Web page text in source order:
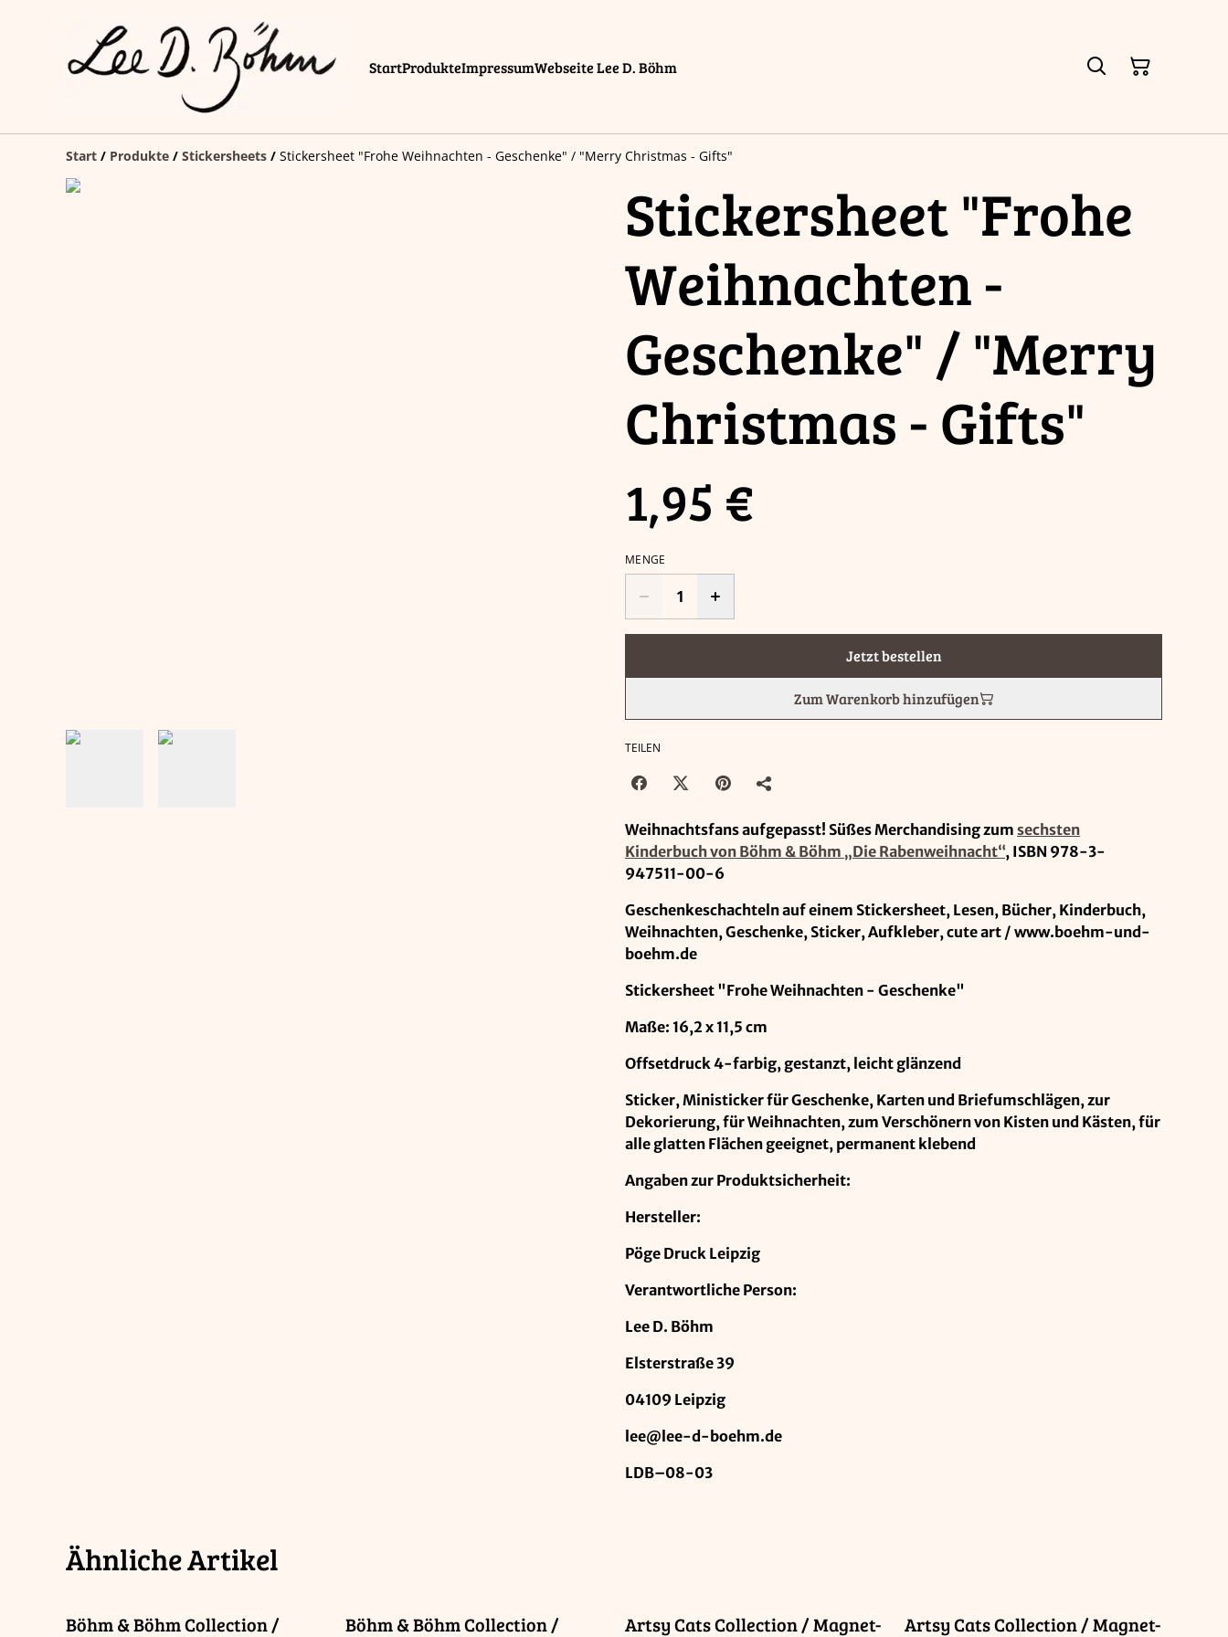
StartProdukteImpressumWebseite Lee D. Böhm
Start / Produkte / Stickersheets / Stickersheet "Frohe Weihnachten - Geschenke" / "Merry Christmas - Gifts"
Stickersheet "Frohe
Weihnachten -
Geschenke" / "Merry
Christmas - Gifts"
1,95 €
MENGE
Jetzt bestellen
Zum Warenkorb hinzufügen
TEILEN
Weihnachtsfans aufgepasst! Süßes Merchandising zum sechsten
Kinderbuch von Böhm & Böhm „Die Rabenweihnacht“, ISBN 978-3-
947511-00-6
Geschenkeschachteln auf einem Stickersheet, Lesen, Bücher, Kinderbuch,
Weihnachten, Geschenke, Sticker, Aufkleber, cute art / www.boehm-und-
boehm.de
Stickersheet "Frohe Weihnachten - Geschenke"
Maße: 16,2 x 11,5 cm
Offsetdruck 4-farbig, gestanzt, leicht glänzend
Sticker, Ministicker für Geschenke, Karten und Briefumschlägen, zur
Dekorierung, für Weihnachten, zum Verschönern von Kisten und Kästen, für
alle glatten Flächen geeignet, permanent klebend
Angaben zur Produktsicherheit:
Hersteller:
Pöge Druck Leipzig
Verantwortliche Person:
Lee D. Böhm
Elsterstraße 39
04109 Leipzig
lee@lee-d-boehm.de
LDB–08-03
Ähnliche Artikel
Böhm & Böhm Collection /
Böhm & Böhm Collection /
Artsy Cats Collection / Magnet-
Artsy Cats Collection / Magnet-